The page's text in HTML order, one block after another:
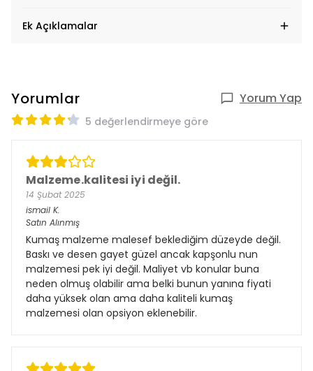
Ek Açıklamalar
Yorumlar Yorum Yap
5 değerlendirmeye göre
Malzeme.kalitesi iyi değil.
14 Şubat 2025
ismail K.
Satın Alınmış
Kumaş malzeme malesef beklediğim düzeyde değil.
Baskı ve desen gayet güzel ancak kapşonlu nun
malzemesi pek iyi değil. Maliyet vb konular buna
neden olmuş olabilir ama belki bunun yanına fiyati
daha yüksek olan ama daha kaliteli kumaş
malzemesi olan opsiyon eklenebilir.